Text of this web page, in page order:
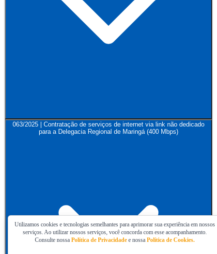
063/2025 | Contratação de serviços de internet via link não dedicado
para a Delegacia Regional de Maringá (400 Mbps)
Utilizamos cookies e tecnologias semelhantes para aprimorar sua experiência em nossos
serviços. Ao utilizar nossos serviços, você concorda com esse acompanhamento.
Consulte nossa Política de Privacidade e nossa Política de Cookies.